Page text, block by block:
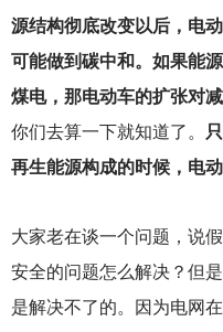
源结构彻底改变以后，电
可能做到碳中和。如果能
煤电，那电动车的扩张对
你们去算一下就知道了。
再生能源构成的时候，电
大家老在谈一个问题，说
安全的问题怎么解决？但
是解决不了的。因为电网